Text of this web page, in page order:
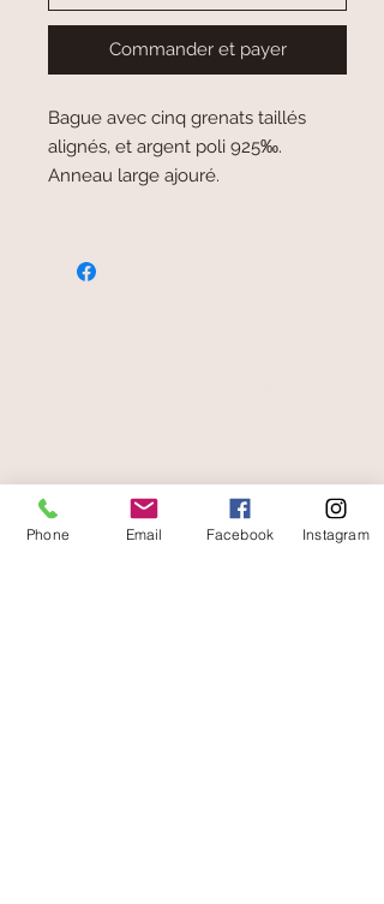
Commander et payer
Bague avec cinq grenats taillés
alignés, et argent poli 925‰.
Anneau large ajouré.
livraison offerte
et rapide
Phone Email Facebook Instagram